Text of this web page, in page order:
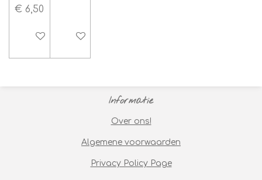
€ 6,50
In winkelwagenIn winkelwagen
Informatie
Over ons!
Algemene voorwaarden
Privacy Policy Page